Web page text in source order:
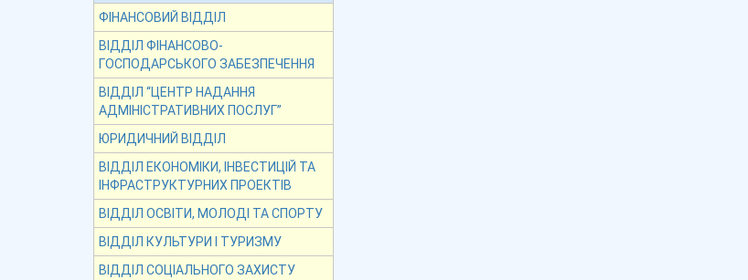
ФІНАНСОВИЙ ВІДДІЛ
ВІДДІЛ ФІНАНСОВО-
ГОСПОДАРСЬКОГО ЗАБЕЗПЕЧЕННЯ
ВІДДІЛ “ЦЕНТР НАДАННЯ
АДМІНІСТРАТИВНИХ ПОСЛУГ”
ЮРИДИЧНИЙ ВІДДІЛ
ВІДДІЛ ЕКОНОМІКИ, ІНВЕСТИЦІЙ ТА
ІНФРАСТРУКТУРНИХ ПРОЕКТІВ
ВІДДІЛ ОСВІТИ, МОЛОДІ ТА СПОРТУ
ВІДДІЛ КУЛЬТУРИ І ТУРИЗМУ
ВІДДІЛ СОЦІАЛЬНОГО ЗАХИСТУ